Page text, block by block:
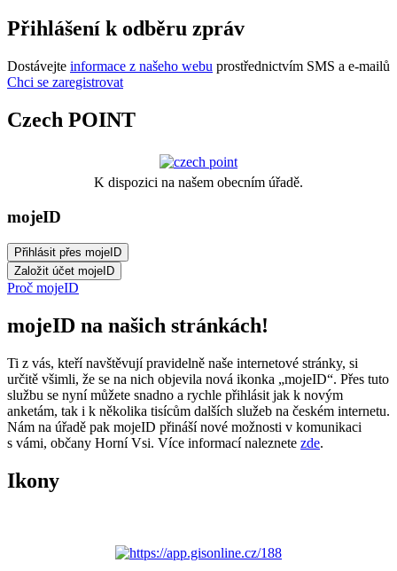
Přihlášení k odběru zpráv
Dostávejte informace z našeho webu prostřednictvím SMS a e-mailů
Chci se zaregistrovat
Czech POINT
K dispozici na našem obecním úřadě.
mojeID
Proč mojeID
mojeID na našich stránkách!
Ti z vás, kteří navštěvují pravidelně naše internetové stránky, si
určitě všimli, že se na nich objevila nová ikonka „mojeID“. Přes tuto
službu se nyní můžete snadno a rychle přihlásit jak k novým
anketám, tak i k několika tisícům dalších služeb na českém internetu.
Nám na úřadě pak mojeID přináší nové možnosti v komunikaci
s vámi, občany Horní Vsi. Více informací naleznete zde.
Ikony